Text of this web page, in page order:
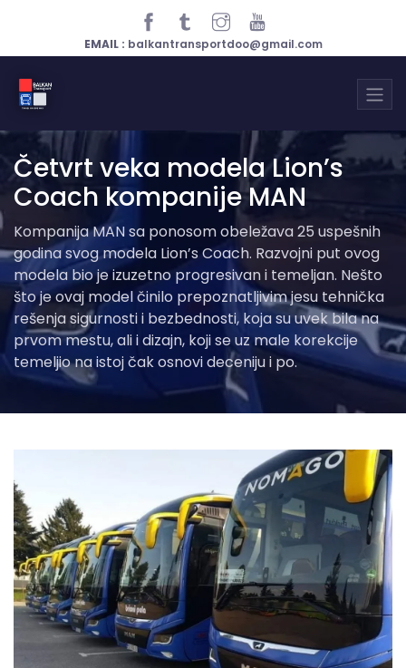
EMAIL : balkantransportdoo@gmail.com
Četvrt veka modela Lion’s
Coach kompanije MAN
Kompanija MAN sa ponosom obeležava 25 uspešnih
godina svog modela Lion’s Coach. Razvojni put ovog
modela bio je izuzetno progresivan i temeljan. Nešto
što je ovaj model činilo prepoznatljivim jesu tehnička
rešenja sigurnosti i bezbednosti, koja su uvek bila na
prvom mestu, ali i dizajn, koji se uz male korekcije
temeljio na istoj čak osnovi deceniju i po.